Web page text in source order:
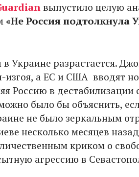
выпустило целую
«Не Россия подтолкнула
в Украине разрастается.
изгоя, а ЕС и США вводят
Россию в дестабилизации
было бы объяснить,
не было зеркальным
несколько месяцев
криком о
агрессию в